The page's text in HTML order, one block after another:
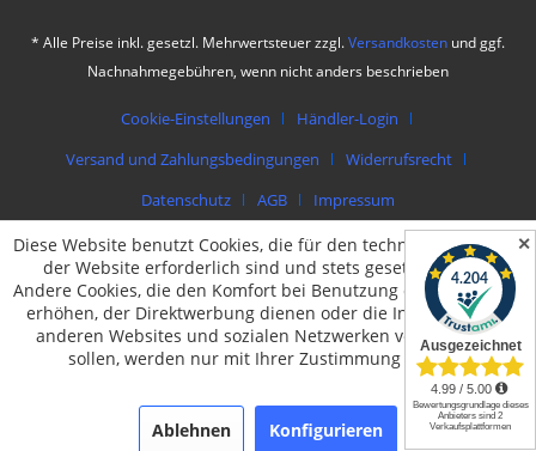
✕
* Alle Preise inkl. gesetzl. Mehrwertsteuer zzgl.Versandkosten und ggf.
Nachnahmegebühren, wenn nicht anders beschrieben
Cookie-Einstellungen
Händler-Login
Versand und Zahlungsbedingungen
Widerrufsrecht
Datenschutz
AGB Impressum
© by packing4u | Theme bymuto.at
Diese Website benutzt Cookies, die für den technischen Betrieb
der Website erforderlich sind und stets gesetzt werden.
Andere Cookies, die den Komfort bei Benutzung dieser Website
erhöhen, der Direktwerbung dienen oder die Interaktion mit
anderen Websites und sozialen Netzwerken vereinfachen
sollen, werden nur mit Ihrer Zustimmung gesetzt.
Ablehnen Konfigurieren